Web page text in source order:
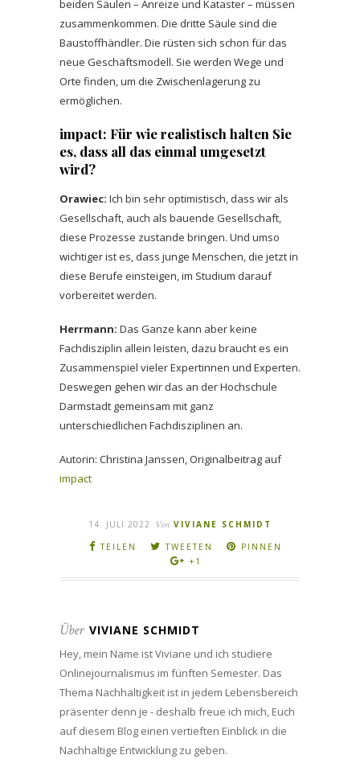
beiden Säulen – Anreize und Kataster – müssen
zusammenkommen. Die dritte Säule sind die
Baustoffhändler. Die rüsten sich schon für das
neue Geschäftsmodell. Sie werden Wege und
Orte finden, um die Zwischenlagerung zu
ermöglichen.
impact: Für wie realistisch halten Sie
es, dass all das einmal umgesetzt
wird?
Orawiec: Ich bin sehr optimistisch, dass wir als
Gesellschaft, auch als bauende Gesellschaft,
diese Prozesse zustande bringen. Und umso
wichtiger ist es, dass junge Menschen, die jetzt in
diese Berufe einsteigen, im Studium darauf
vorbereitet werden.
Herrmann: Das Ganze kann aber keine
Fachdisziplin allein leisten, dazu braucht es ein
Zusammenspiel vieler Expertinnen und Experten.
Deswegen gehen wir das an der Hochschule
Darmstadt gemeinsam mit ganz
unterschiedlichen Fachdisziplinen an.
Autorin: Christina Janssen, Originalbeitrag auf
impact
14. JULI 2022 Von VIVIANE SCHMIDT
TEILEN
TWEETEN
PINNEN
+1
Über VIVIANE SCHMIDT
Hey, mein Name ist Viviane und ich studiere
Onlinejournalismus im fünften Semester. Das
Thema Nachhaltigkeit ist in jedem Lebensbereich
präsenter denn je - deshalb freue ich mich, Euch
auf diesem Blog einen vertieften Einblick in die
Nachhaltige Entwicklung zu geben.